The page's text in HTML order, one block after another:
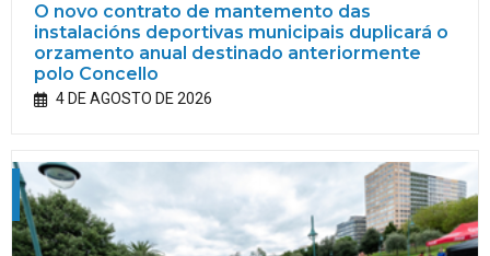
O novo contrato de mantemento das
instalacións deportivas municipais duplicará o
orzamento anual destinado anteriormente
polo Concello
4 DE AGOSTO DE 2026